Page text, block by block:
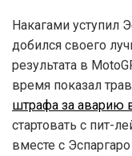
Накагами уступил
добился своего
результата в
время показал
штрафа за аварию
стартовать с пит-
вместе с